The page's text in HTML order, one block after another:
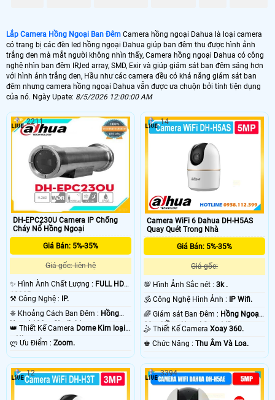
1.800.000 VNĐ A4112N3-A
🔒 Camera Hồng Ngoại Giá Rẻ
550.000 VNĐ DS-2CE56D0T-IRP
🌀 Camera Hồng Ngoại Siêu Nét
1.400,000 VNĐ kx-s2003c4
🇾 Camera Hồng Ngoại Văn Phòng
1.400.000 VNĐ VP-C3307B
Công nghệ camera hồng ngoại Dahua được phát triển theo thời gian và thương
hiệu của camera như công nghê SMD của camera Dahua, Công nghệ hồng
ngoại Dahua EXIR của Hikvision mà được nhiều trong các sản phẩm camera
quan sát. với mục đích tiết liệm điện, giảm nhiệt độ phát ra và tăng cường tuổi
thọ của bóng đèn hồng ngoại. 😱
Lắp Camera Hồng Ngoại Ban Đêm Camera hồng ngoại Dahua là loại camera
có trang bị các đèn led hồng ngoại Dahua giúp ban đêm thu được hình ảnh
trắng đen mà mắt người không nhìn thấy, Camera hồng ngoại Dahua có công
nghệ nhìn ban đêm IR,led array, SMD, Exir và giúp giám sát ban đêm sáng hơn
với hình ảnh trắng đen, Hầu như các camera đều có khả năng giám sát ban
đêm nhưng camera hồng ngoại Dahua vẫn được ưa chuộn bởi tính tiện dụng
của nó. Ngày Upate: 8/5/2026 12:00:00 AM
DH-EPC230U Camera IP Chống
Cháy Nổ Hồng Ngoại
Giá Bán: 5%-35%
Giá gốc: liên hệ
✨ Hình Ành Chất Lượng : FULL HD
1080P .
⚒ Công Nghệ :
IP.
❈ Khoảng Cách Ban Đêm : Hồng
Ngoại 100m Starlight.
👑 Thiết Kế Camera Dome Kim loại
+ Nhựa.
️ლ Ưu Điểm : Zoom.
2211
Camera WiFi 6 Dahua DH-H5AS
Quay Quét Trong Nhà
Giá Bán: 5%-35%
Giá gốc:
💯 Hình Ảnh Sắc nét :3k .
🕉️ Công Nghệ Hình Ảnh :
IP Wifi.
🌈 Giám sát Ban Đêm : Hồng Ngoại
20m Hồng Ngoại Smart IR.
🤹 Thiết Kế CameraXoay 360.
️♚ Chức Năng :Thu Âm Và Loa.
14
12 3394